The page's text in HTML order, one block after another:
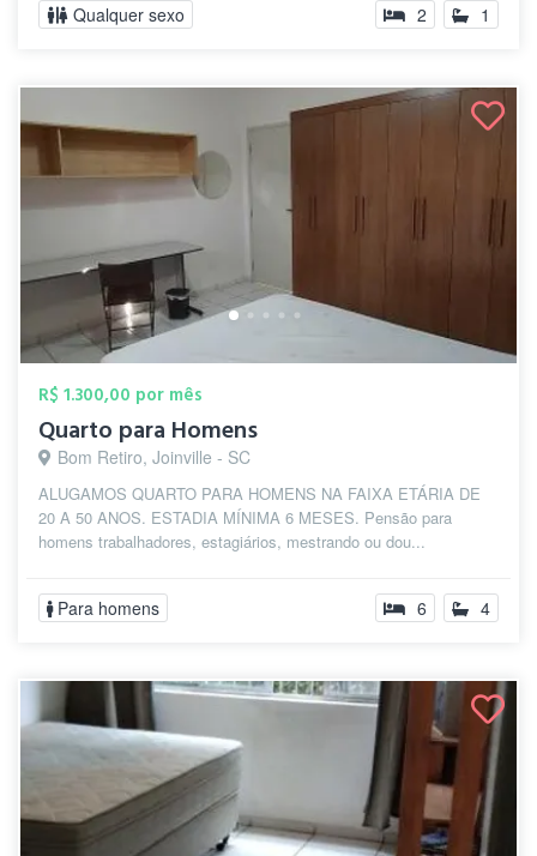
Qualquer sexo 2 1
R$ 1.300,00 por mês
Quarto para Homens
Bom Retiro, Joinville - SC
ALUGAMOS QUARTO PARA HOMENS NA FAIXA ETÁRIA DE
20 A 50 ANOS. ESTADIA MÍNIMA 6 MESES. Pensão para
homens trabalhadores, estagiários, mestrando ou dou...
Para homens 6 4